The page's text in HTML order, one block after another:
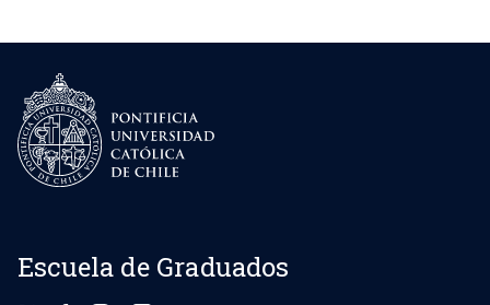
Escuela de Graduados